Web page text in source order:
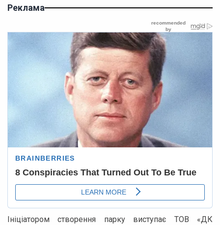
Реклама
Ініціатором створення парку виступає ТОВ «ДК